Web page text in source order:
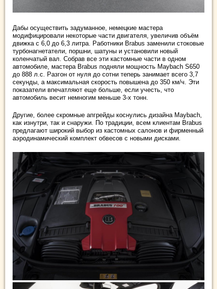
Дабы осуществить задуманное, немецкие мастера
модифицировали некоторые части двигателя, увеличив объём
движка с 6,0 до 6,3 литра. Работники Brabus заменили стоковые
турбонагнетатели, поршни, шатуны и установили новый
коленчатый вал. Собрав все эти кастомные части в одном
автомобиле, мастера Brabus подняли мощность Maybach S650
до 888 л.с. Разгон от нуля до сотни теперь занимает всего 3,7
секунды, а максимальная скорость повышена до 350 км/ч. Эти
показатели впечатляют еще больше, если учесть, что
автомобиль весит немногим меньше 3-х тонн.
Другие, более скромные апгрейды коснулись дизайна Maybach,
как изнутри, так и снаружи. По традиции, всем клиентам Brabus
предлагают широкий выбор из кастомных салонов и фирменный
аэродинамический комплект обвесов с новыми дисками.